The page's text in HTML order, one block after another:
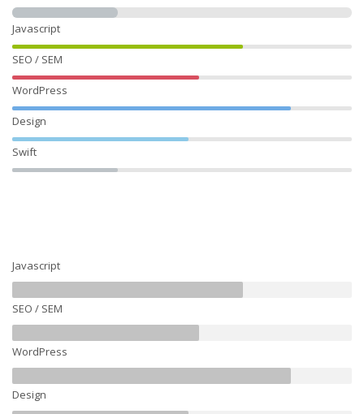
Javascript
SEO / SEM
WordPress
Design
Swift
Javascript
SEO / SEM
WordPress
Design